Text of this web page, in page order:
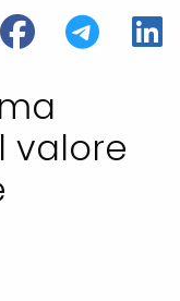
valore